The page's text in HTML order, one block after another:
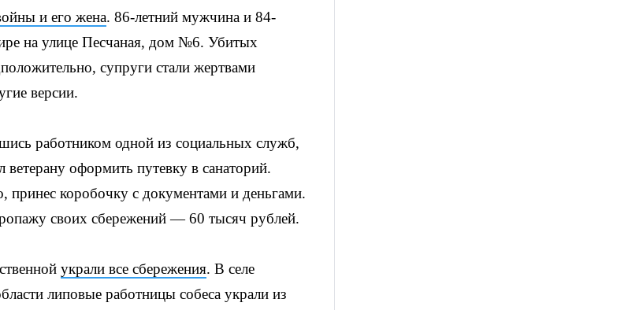
и его жена. 86-летний мужчина и 84-
на улице Песчаная, дом №6. Убитых
супруги стали жертвами
версии.
работником одной из социальных служб,
оформить путевку в санаторий.
принес коробочку с документами и деньгами.
своих сбережений — 60 тысяч рублей.
украли все сбережения. В селе
липовые работницы собеса украли из